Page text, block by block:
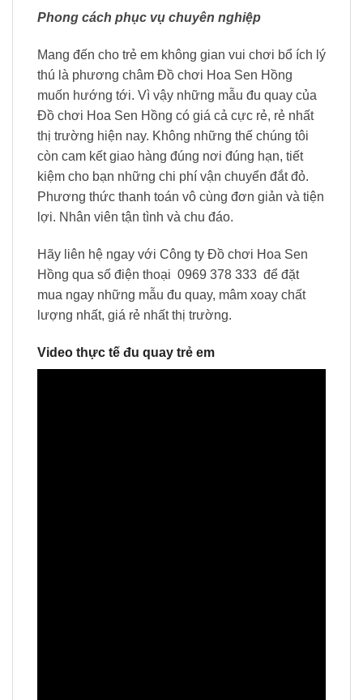
Phong cách phục vụ chuyên nghiệp
Mang đến cho trẻ em không gian vui chơi bổ ích lý
thú là phương châm Đồ chơi Hoa Sen Hồng
muốn hướng tới. Vì vậy những mẫu đu quay của
Đồ chơi Hoa Sen Hồng có giá cả cực rẻ, rẻ nhất
thị trường hiện nay. Không những thế chúng tôi
còn cam kết giao hàng đúng nơi đúng hạn, tiết
kiệm cho bạn những chi phí vận chuyển đắt đỏ.
Phương thức thanh toán vô cùng đơn giản và tiện
lợi. Nhân viên tận tình và chu đáo.
Hãy liên hệ ngay với Công ty Đồ chơi Hoa Sen
Hồng qua số điện thoại 0969 378 333 để đặt
mua ngay những mẫu đu quay, mâm xoay chất
lượng nhất, giá rẻ nhất thị trường.
Video thực tế đu quay trẻ em